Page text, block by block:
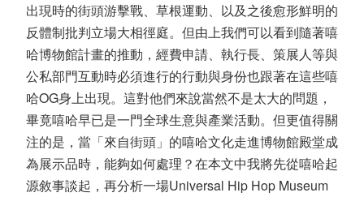
出現時的街頭游擊戰、草根運動、以及之後愈形鮮明的
反體制批判立場大相徑庭。但由上我們可以看到隨著嘻
哈博物館計畫的推動，經費申請、執行長、策展人等與
公私部門互動時必須進行的行動與身份也跟著在這些嘻
哈OG身上出現。這對他們來說當然不是太大的問題，
畢竟嘻哈早已是一門全球生意與產業活動。但更值得關
注的是，當「來自街頭」的嘻哈文化走進博物館殿堂成
為展示品時，能夠如何處理？在本文中我將先從嘻哈起
源敘事談起，再分析一場Universal Hip Hop Museum